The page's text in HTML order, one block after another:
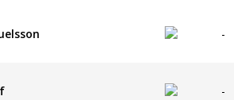
-
-